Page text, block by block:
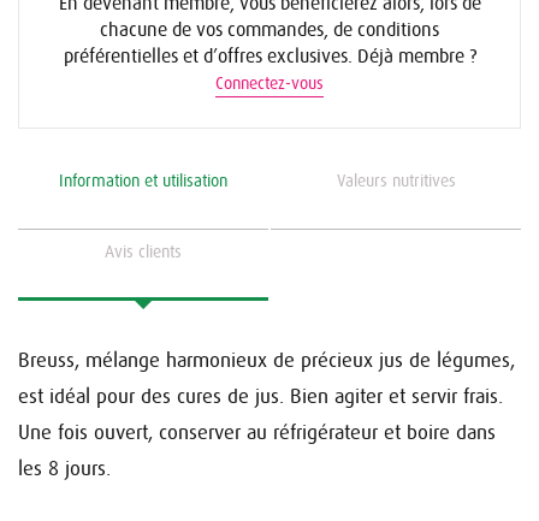
chacune de vos commandes, de conditions
préférentielles et d’offres exclusives. Déjà membre ?
Connectez-vous
Information et utilisation Valeurs nutritives
Avis clients
Breuss, mélange harmonieux de précieux jus de légumes,
est idéal pour des cures de jus. Bien agiter et servir frais.
Une fois ouvert, conserver au réfrigérateur et boire dans
les 8 jours.